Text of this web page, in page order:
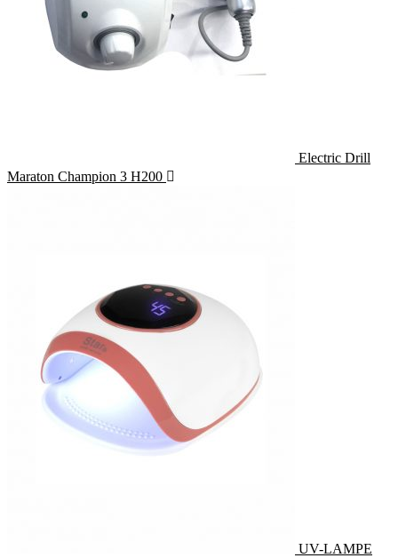
Electric Drill
Maraton Champion 3 H200
UV-LAMPE